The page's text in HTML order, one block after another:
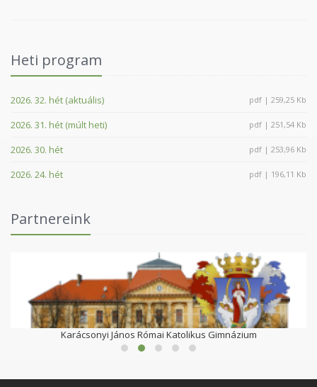
Heti program
2026. 32. hét (aktuális) pdf | 259,25 Kb
2026. 31. hét (múlt heti) pdf | 251,54 Kb
2026. 30. hét pdf | 253,96 Kb
2026. 24. hét pdf | 196,11 Kb
Partnereink
Karácsonyi János Római Katolikus Gimnázium